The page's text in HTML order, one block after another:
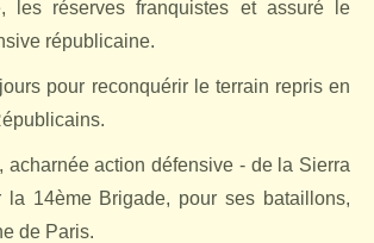
les réserves franquistes et assuré le
républicaine.
pour reconquérir le terrain repris en
acharnée action défensive - de la Sierra
14ème Brigade, pour ses bataillons,
de Paris.